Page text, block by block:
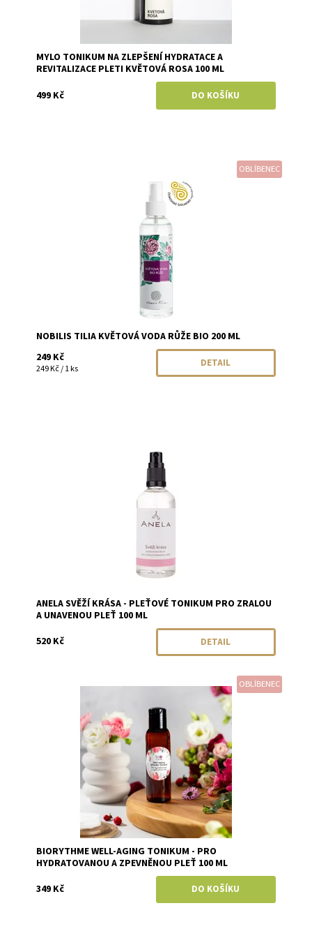
MYLO TONIKUM NA ZLEPŠENÍ HYDRATACE A
REVITALIZACE PLETI KVĚTOVÁ ROSA 100 ML
499 Kč
OBLÍBENEC
Nobilis Tilia
NOBILIS TILIA KVĚTOVÁ VODA RŮŽE BIO 200 ML
249 Kč
249 Kč / 1 ks DETAIL
ANELA SVĚŽÍ KRÁSA - PLEŤOVÉ TONIKUM PRO ZRALOU
A UNAVENOU PLEŤ 100 ML
520 Kč
DETAIL
OBLÍBENEC
Dostupnost:
Skladem
BIORYTHME WELL-AGING TONIKUM - PRO
HYDRATOVANOU A ZPEVNĚNOU PLEŤ 100 ML
349 Kč